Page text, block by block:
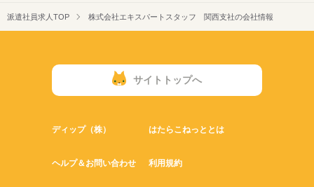
派遣社員求人TOP 株式会社エキスパートスタッフ 関西支社の会社情報
サイトトップへ
ディップ（株） はたらこねっととは
ヘルプ＆お問い合わせ 利用規約